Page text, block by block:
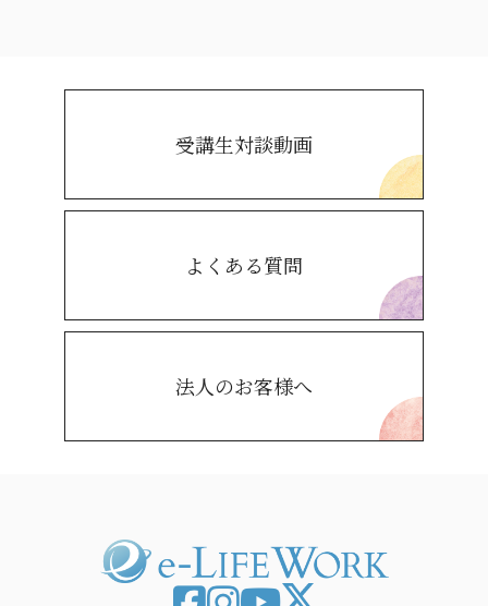
受講生対談動画
よくある質問
法人のお客様へ